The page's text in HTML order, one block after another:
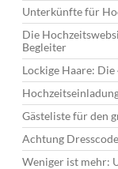
Unterkünfte für
Die
Begleiter
Lockige Haare:
Gästeliste für den
Achtung
Weniger ist mehr: